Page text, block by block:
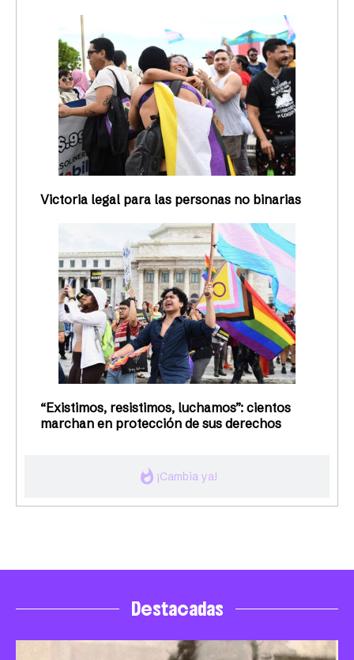
whatshot ¡Cambia ya!
Victoria legal para las personas no binarias
“Existimos, resistimos, luchamos”: cientos
marchan en protección de sus derechos
Destacadas